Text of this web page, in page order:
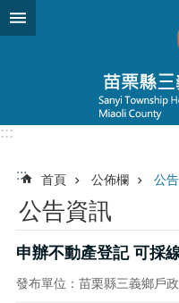
跳到主要內容區塊
:::
::: 首頁 公佈欄 公
公告資訊
申辦不動產登記 可採
發布單位：苗栗縣三義鄉戶